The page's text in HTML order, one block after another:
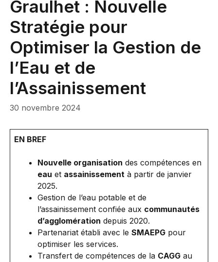
Graulhet : Nouvelle
Stratégie pour
Optimiser la Gestion de
l’Eau et de
l’Assainissement
30 novembre 2024
EN BREF
Nouvelle organisation des compétences en
eau et assainissement à partir de janvier
2025.
Gestion de l’eau potable et de
l’assainissement confiée aux communautés
d’agglomération depuis 2020.
Partenariat établi avec le SMAEPG pour
optimiser les services.
Transfert de compétences de la CAGG au